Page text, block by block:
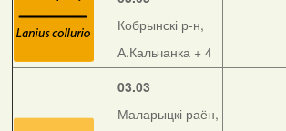
Кобрынскі р-н,
А.Кальчанка + 4
03.03
Маларыцкі раён,